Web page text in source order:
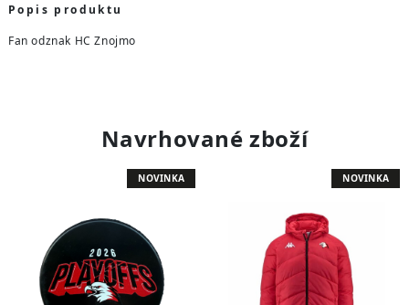
Popis produktu
Fan odznak HC Znojmo
Navrhované zboží
NOVINKA NOVINKA